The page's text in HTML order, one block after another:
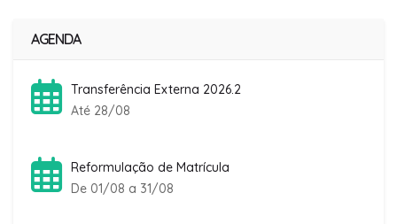
AGENDA
Transferência Externa 2026.2
Até 28/08
Reformulação de Matrícula
De 01/08 a 31/08